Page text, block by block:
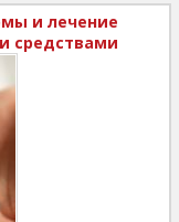
и лечение
средствами